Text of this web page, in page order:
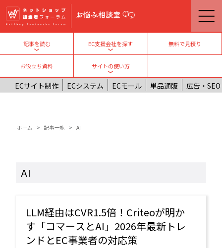
メインコンテンツに移動
記事を読む
Toggle submenu
EC支援会社を探す
Toggle submenu
無料で見積り
お役立ち資料
サイトの使い方
Toggle submenu
ECサイト制作 ECシステム ECモール 単品通販 広告・SEO
パンくず
ホーム 記事一覧 AI
AI
LLM経由はCVR1.5倍！Criteoが明か
す「コマースとAI」2026年最新トレ
ンドとEC事業者の対応策